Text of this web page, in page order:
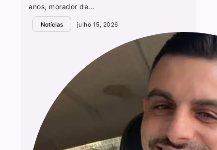
anos, morador de...
Notícias julho 15, 2026